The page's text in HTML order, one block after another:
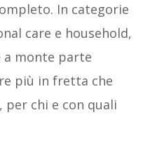
In categorie
care e household,
a monte parte
più in fretta che
per chi e con quali